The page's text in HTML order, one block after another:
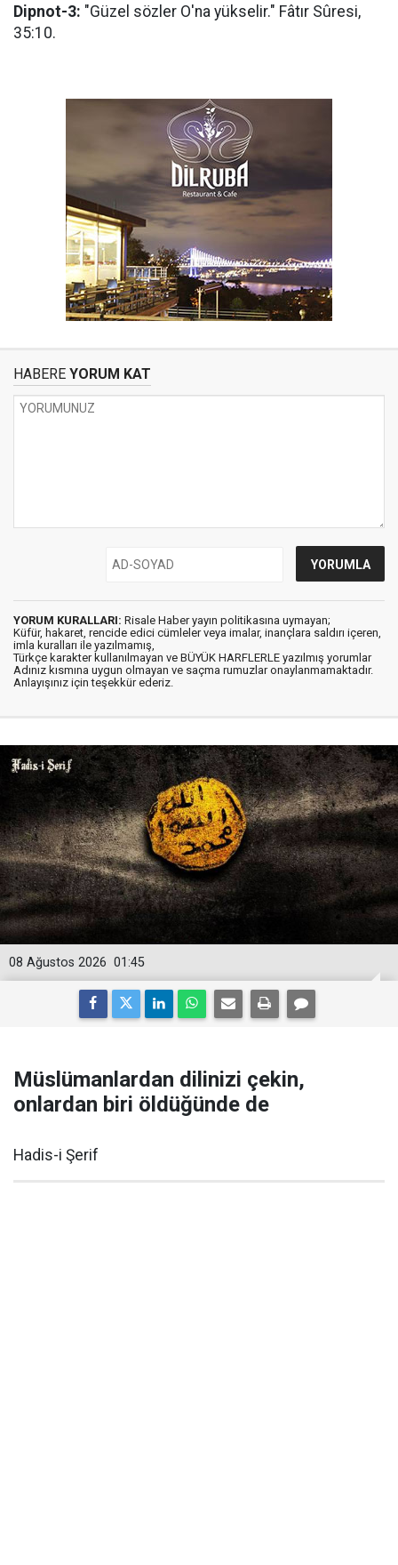
Dipnot-3: "Güzel sözler O'na yükselir." Fâtır Sûresi,
35:10.
HABERE YORUM KAT
YORUM KURALLARI: Risale Haber yayın politikasına uymayan;
Küfür, hakaret, rencide edici cümleler veya imalar, inançlara saldırı içeren,
imla kuralları ile yazılmamış,
Türkçe karakter kullanılmayan ve BÜYÜK HARFLERLE yazılmış yorumlar
Adınız kısmına uygun olmayan ve saçma rumuzlar onaylanmamaktadır.
Anlayışınız için teşekkür ederiz.
01:45
08 Ağustos 2026
Müslümanlardan dilinizi çekin,
onlardan biri öldüğünde de
Hadis-i Şerif